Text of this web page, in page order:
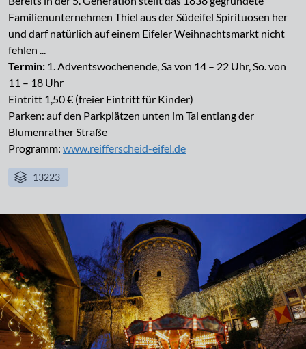
Familienunternehmen Thiel aus der Südeifel Spirituosen her
und darf natürlich auf einem Eifeler Weihnachtsmarkt nicht
fehlen ...
Termin: 1. Adventswochenende, Sa von 14 – 22 Uhr, So. von
11 – 18 Uhr
Eintritt 1,50 € (freier Eintritt für Kinder)
Parken: auf den Parkplätzen unten im Tal entlang der
Blumenrather Straße
Programm: www.reifferscheid-eifel.de
13223